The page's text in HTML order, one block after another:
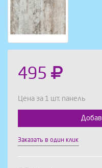
495
Цена за 1 шт. панель
Заказать в один клик